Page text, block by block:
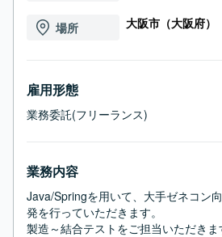
場所 大阪市（大阪府）
雇用形態
業務委託(フリーランス)
業務内容
Java/Springを用いて、大手ゼネコン
発を行っていただきます。
製造～結合テストをご担当いただきま